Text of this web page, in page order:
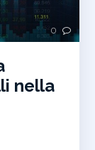
0
nella